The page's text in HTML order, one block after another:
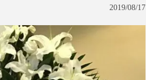
2019/08/17